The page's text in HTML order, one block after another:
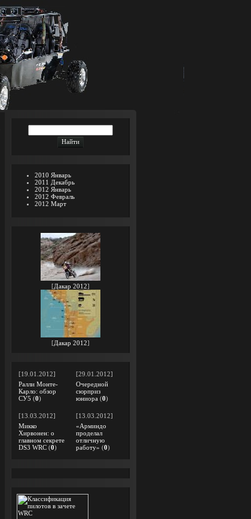
2010 Январь
2011 Декабрь
2012 Январь
2012 Февраль
2012 Март
[Дакар 2012]
[Дакар 2012]
[19.01.2012]
Ралли Монте-
Карло: обзор
СУ5 (0)
[29.01.2012]
Очередной
сюрприз
юниора (0)
[13.03.2012]
Микко
Хирвонен: о
главном секрете
DS3 WRC (0)
[13.03.2012]
«Арминдо
проделал
отличную
работу» (0)